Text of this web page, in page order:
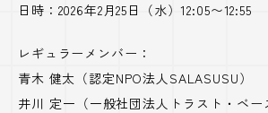
日時： 2026年2月25日（水）12:05〜12:55
レギュラーメンバー：
青木 健太（認定NPO法人 SALASUSU）
井川 定一（一般社団法人トラスト・ベー